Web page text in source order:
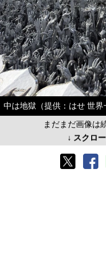
中は地獄（提供：はせ 世界
まだまだ画像は
↓ スクロ